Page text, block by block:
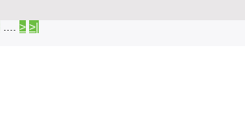
> >|